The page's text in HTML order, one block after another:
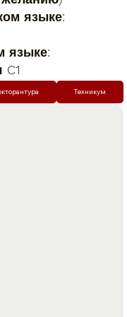
языке:
языке:
Техникум